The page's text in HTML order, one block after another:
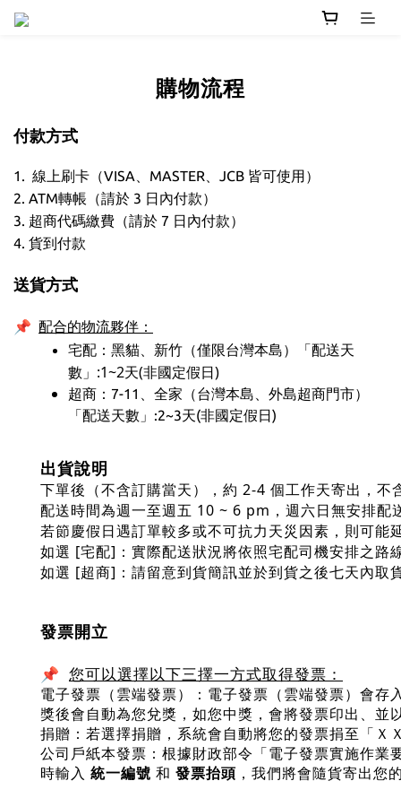
購物流程
付款方式
1. 線上刷卡（VISA、MASTER、JCB 皆可使用）
2. ATM轉帳（請於 3 日內付款）
3. 超商代碼繳費（請於 7 日內付款）
4. 貨到付款
送貨方式
📌 配合的物流夥伴：
宅配：黑貓、新竹（僅限台灣本島）
「配送天
數」:1~2天(非國定假日)
超商：7-11、全家（台灣本島、外島超商門市）
「配送天數」:2~3天(非國定假日)
出貨說明
下單後（不含訂購當天），約 2-4 個工作天寄出，不
配送時間為週一至週五 10 ~ 6 pm，週六日無安排配
若節慶假日遇訂單較多或不可抗力天災因素，則可能
如選 [宅配]：實際配送狀況將依照宅配司機安排之路
如選 [超商]：請留意到貨簡訊並於到貨之後七天內取
發票開立
📌 您可以選擇以下三擇一方式取得發票：
電子發票（雲端發票）：​電子發票（雲端發票）會
獎後會自動為您兌獎，如您中獎，會將發票印出、並
捐贈：若選擇捐贈，系統會自動將您的發票捐至「Ｘ
公司戶紙本發票：根據財政部令「電子發票實施作
時輸入 統一編號 和 發票抬頭 ，我們將會隨貨寄出您